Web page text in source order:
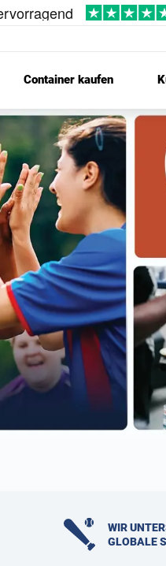
Container kaufen
WIR
GLOBALE